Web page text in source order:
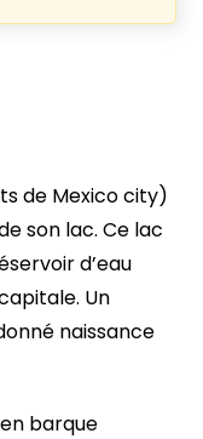
de Mexico city)
son lac. Ce lac
d’eau
Un
naissance
barque